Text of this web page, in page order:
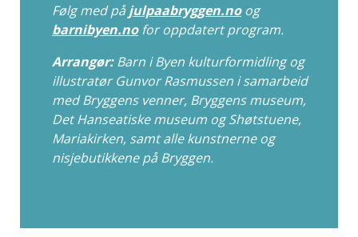
Følg med på julpaabryggen.noog
barnibyen.nofor oppdatert program.
Arrangør:Barn i Byen kulturformidling og
illustratør Gunvor Rasmussen i samarbeid
med Bryggens venner, Bryggens museum,
Det Hanseatiske museum og Shøtstuene,
Mariakirken, samt alle kunstnerne og
nisjebutikkene på Bryggen.